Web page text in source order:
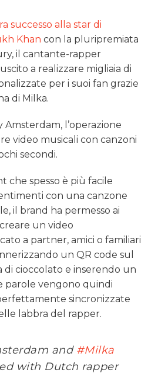
successo alla star di
Khan con la pluripremiata
il cantante-rapper
a realizzare migliaia di
per i suoi fan grazie
di Milka.
Amsterdam, l’operazione
video musicali con canzoni
secondi.
che spesso è più facile
con una canzone
il brand ha permesso ai
un video
a partner, amici o familiari
un QR code sul
cioccolato e inserendo un
parole vengono quindi
sincronizzate
labbra del rapper.
and #Milka
with Dutch rapper